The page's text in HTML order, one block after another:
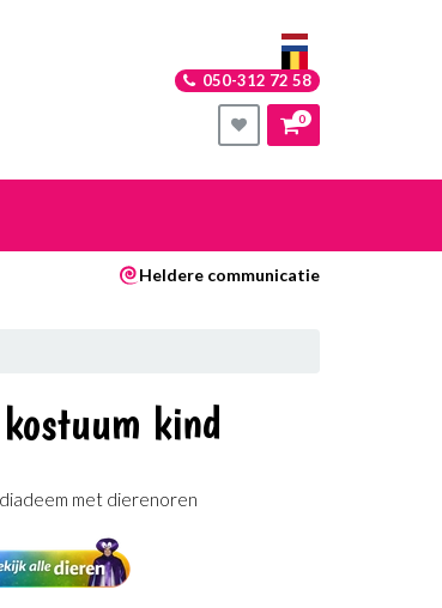
050-312 72 58
0
Heldere communicatie
kind
diadeem met dierenoren